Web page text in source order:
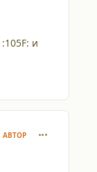
и
АВТОР